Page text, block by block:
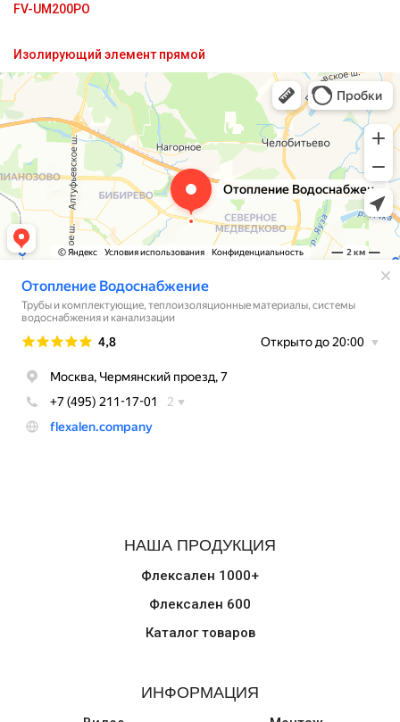
FV-UM200PO
Изолирующий элемент прямой
НАША ПРОДУКЦИЯ
Флексален 1000+
Флексален 600
Каталог товаров
ИНФОРМАЦИЯ